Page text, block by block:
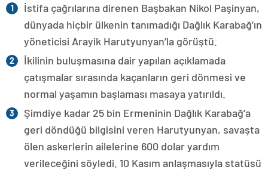
İstifa çağrılarına direnen Başbakan Nikol Paşinyan,
dünyada hiçbir ülkenin tanımadığı Dağlık Karabağ’ın
yöneticisi Arayik Harutyunyan’la görüştü.
İkilinin buluşmasına dair yapılan açıklamada
çatışmalar sırasında kaçanların geri dönmesi ve
normal yaşamın başlaması masaya yatırıldı.
Şimdiye kadar 25 bin Ermeninin Dağlık Karabağ’a
geri döndüğü bilgisini veren Harutyunyan, savaşta
ölen askerlerin ailelerine 600 dolar yardım
verileceğini söyledi. 10 Kasım anlaşmasıyla statüsü